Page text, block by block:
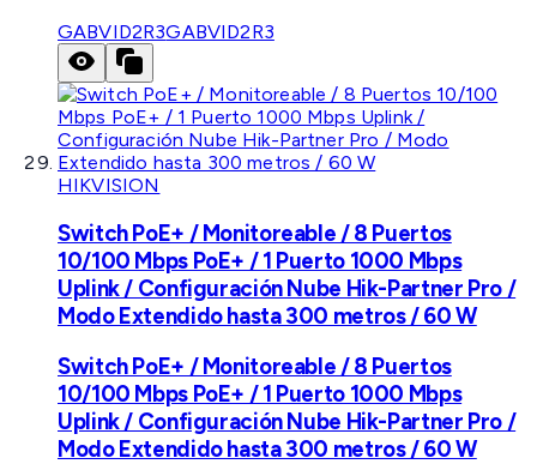
GABVID2R3GABVID2R3
HIKVISION
Switch PoE+ / Monitoreable / 8 Puertos
10/100 Mbps PoE+ / 1 Puerto 1000 Mbps
Uplink / Configuración Nube Hik-Partner Pro /
Modo Extendido hasta 300 metros / 60 W
Switch PoE+ / Monitoreable / 8 Puertos
10/100 Mbps PoE+ / 1 Puerto 1000 Mbps
Uplink / Configuración Nube Hik-Partner Pro /
Modo Extendido hasta 300 metros / 60 W